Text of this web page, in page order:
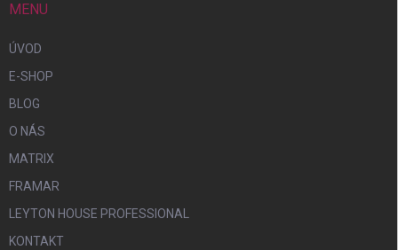
MENU
ÚVOD
E-SHOP
BLOG
O NÁS
MATRIX
FRAMAR
LEYTON HOUSE PROFESSIONAL
KONTAKT